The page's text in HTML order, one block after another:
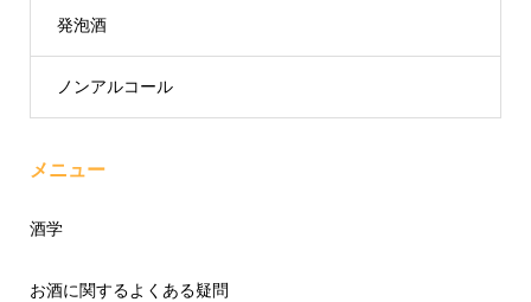
発泡酒
ノンアルコール
メニュー
酒学
お酒に関するよくある疑問